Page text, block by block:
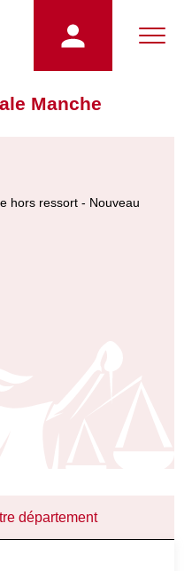
Manche
hors ressort - Nouveau
département